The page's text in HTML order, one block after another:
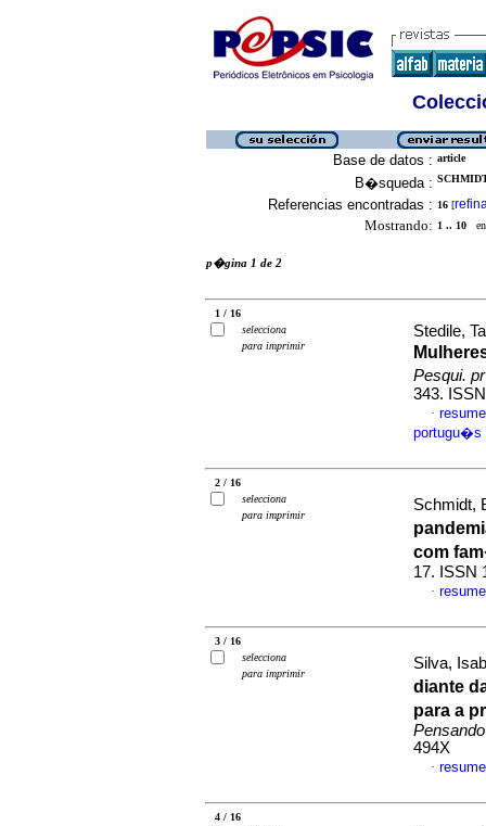
Base de datos : article
B�squeda :
Referencias encontradas : 16 [
Mostrando: 1 .. 10 en
p�gina 1 de 2
1 / 16
selecciona
para imprimir
Stedile,
Pesqui.
343.
·
portugu�s
2 / 16
selecciona
para imprimir
Schmidt,
com
17. ISSN
·
3 / 16
selecciona
para imprimir
Silva,
diante
para a
494X
·
4 / 16